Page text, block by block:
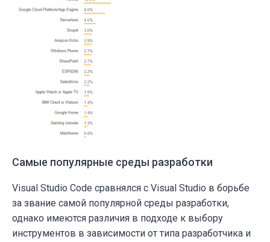
Самые популярные среды разработки
Visual Studio Code сравнялся с Visual Studio в борьбе
за звание самой популярной среды разработки,
однако имеются различия в подходе к выбору
инструментов в зависимости от типа разработчика и